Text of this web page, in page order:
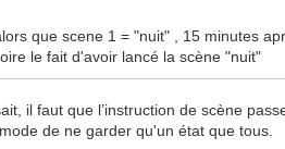
que scene 1 = "nuit" , 15 minutes
le fait d'avoir lancé la scène "nuit"
il faut que l’instruction de scène
de ne garder qu'un état que tous.